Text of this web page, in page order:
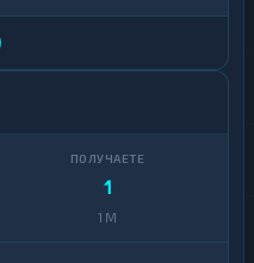
1
1 M